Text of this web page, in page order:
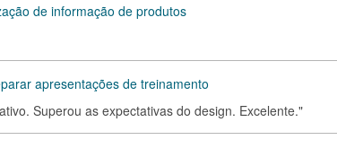
de informação de produtos
apresentações de treinamento
Superou as expectativas do design. Excelente."